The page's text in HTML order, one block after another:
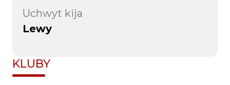
Uchwyt kija
Lewy
KLUBY